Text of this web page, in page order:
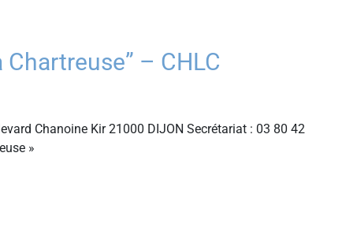
Chartreuse” – CHLC
Chanoine Kir 21000 DIJON Secrétariat : 03 80 42
»